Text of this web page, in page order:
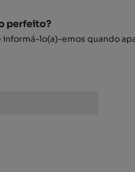
perfeito?
informá-lo(a)-emos quando